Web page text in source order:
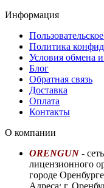
Информация
Политика
Условия обмена и
Блог
Обратная связь
Доставка
Оплата
Контакты
О компании
ORENGUN -
лицензионного
городе
Адреса: г.